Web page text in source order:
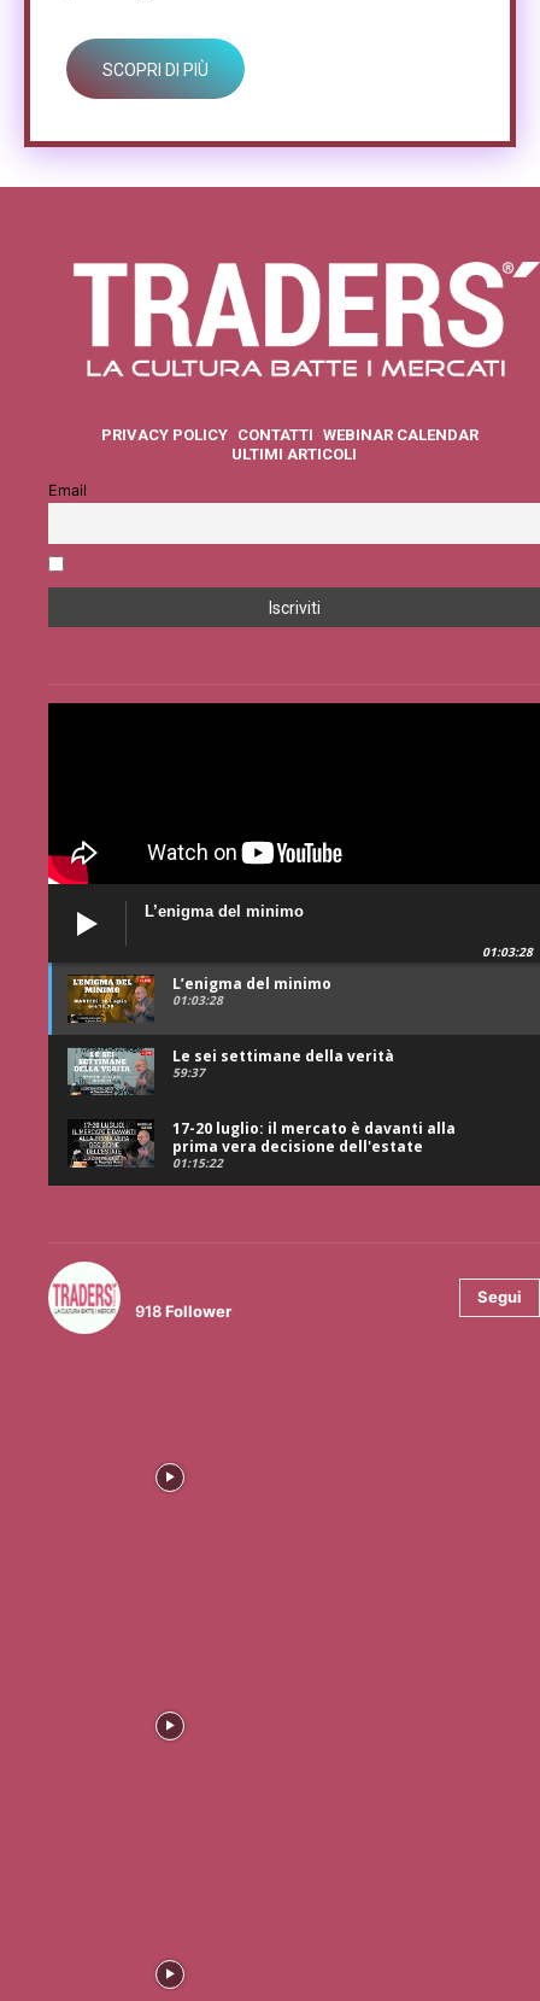
SCOPRI DI PIÙ
PRIVACY POLICY CONTATTI WEBINAR CALENDAR
ULTIMI ARTICOLI
Email
L’enigma del minimo
01:03:28
L’enigma del minimo
01:03:28
Le sei settimane della verità
59:37
17-20 luglio: il mercato è davanti alla
prima vera decisione dell'estate
01:15:22
918Follower
Segui